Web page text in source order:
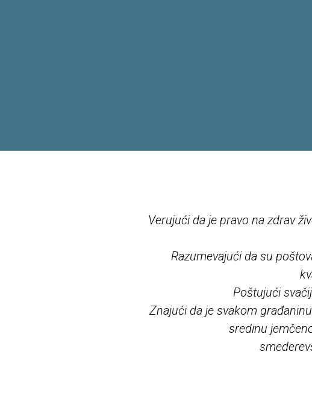
Verujući da je pravo na zdrav
Razumevajući da su
Poštujući
Znajući da je svakom
sredinu